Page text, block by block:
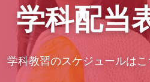
学科配当
学科教習のスケジュールは